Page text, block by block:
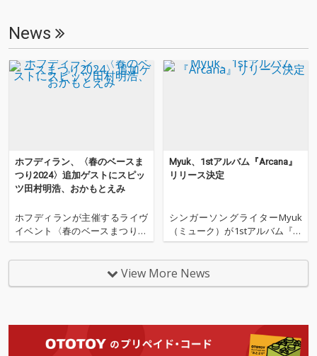
表した、ゆるれ心情を
綴った歌詞が見事にマ
ッチした秀逸な作品と
なっている。 トラック
を手掛けるのは福岡を
綴った歌詞が見事にマ
ッチした秀逸な作品と
なっている。 トラック
News
ホフディラン、〈春のベースま
つり2024〉追加ゲストにスピッ
ツ田村明浩、おかもとえみ
ホフディランが主催するライヴ
イベント〈春のベースまつり20
24〉が2024年5月14日(火)に新代
田FEVERで開催される。 「春の
ベースまつり」は、さまざまな
ベーシストが集まってホフディ
目となる
Myuk、1stアルバム『Arcana』
リリース決定
シンガーソングライターMyuk
（ミューク）が1stアルバム『Ar
cana』（アルカナ）を2024年1
月24日にリリースすることが発
表された。本日より予約受付が
スタートとなっている。 アルバ
View More News